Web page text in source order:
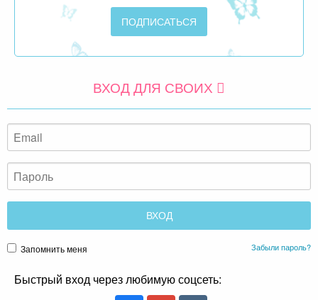
ВХОД ДЛЯ СВОИХ
Запомнить меня Забыли пароль?
Быстрый вход через любимую соцсеть: